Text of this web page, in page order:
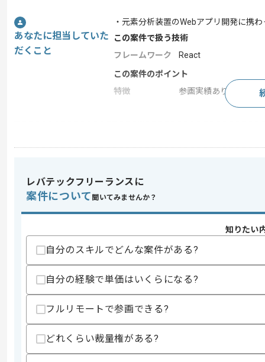
あなたに担当していた
だくこと
・元素分析装置のWebアプリ開発に携
この案件で扱う技術
フレームワーク
React
この案件のポイント
特徴
参画実績あり , 長期プ
スキル
・C#、SQLを用いた開発経験
スキルに不安がある方へ
上記に似た経験やスキルをお持ちであれば
精算・お支払い
精算条件
有
精算基準時間
140時間〜180時間
支払いサイト
レバテックフリーランスに
案件について 聞いてみませんか？
知りたい
自分のスキルでどんな案件がある?
自分の経験で単価はいくらになる?
フルリモートで参画できる?
どれくらい裁量権がある?